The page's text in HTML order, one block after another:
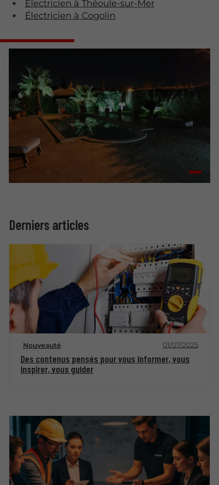
Électricien à Théoule-sur-Mer
Électricien à Cogolin
Derniers articles
Nouveauté 01/07/2025
Des contenus pensés pour vous informer, vous
inspirer, vous guider